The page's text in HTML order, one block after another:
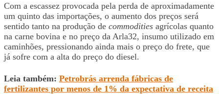
Com a escassez provocada pela perda de aproximadamente
um quinto das importações, o aumento dos preços será
sentido tanto na produção de commodities agrícolas quanto
na carne bovina e no preço da Arla32, insumo utilizado em
caminhões, pressionando ainda mais o preço do frete, que
já sofre com a alta do preço do diesel.
Leia também: Petrobrás arrenda fábricas de
fertilizantes por menos de 1% da expectativa de receita